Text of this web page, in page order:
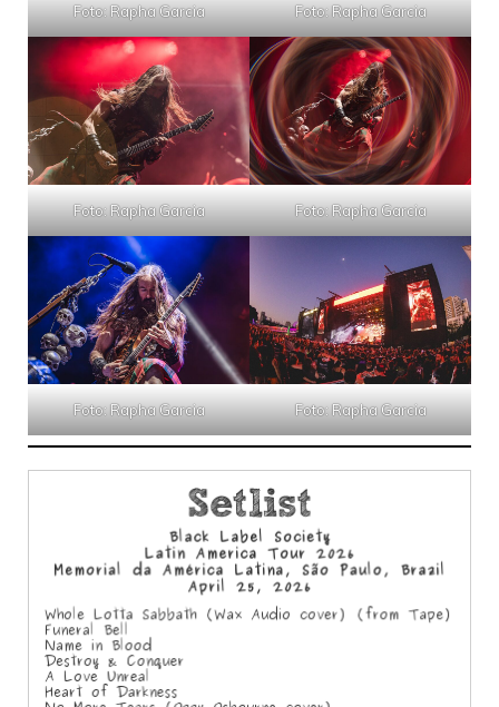
Foto: Rapha Garcia Foto: Rapha Garcia
Foto: Rapha Garcia Foto: Rapha Garcia
Foto: Rapha Garcia Foto: Rapha Garcia